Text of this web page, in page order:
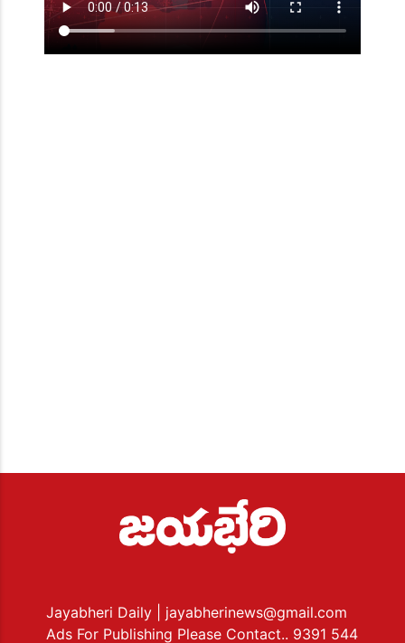
Jayabheri Daily
| jayabherinews@gmail.com
Ads For Publishing Please Contact.. 9391 544